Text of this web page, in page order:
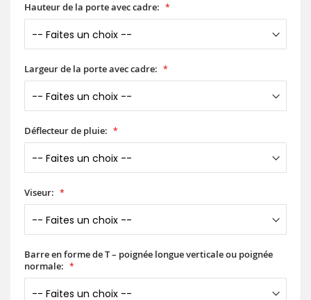
Hauteur de la porte avec cadre:
Largeur de la porte avec cadre:
Déflecteur de pluie:
Viseur:
Barre en forme de T – poignée longue verticale ou poignée
normale: